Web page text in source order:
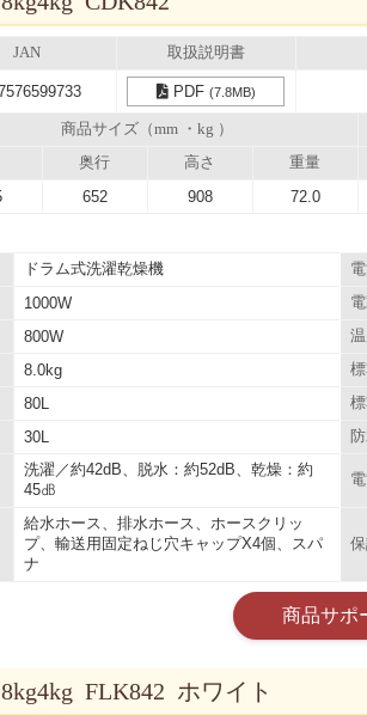
JAN 取扱説明書
PDF (7.8MB)
商品サイズ（mm ・kg ）
奥行 高さ 重量
652 908 72.0
ドラム式洗濯乾燥機
1000W
800W
8.0kg
80L
30L
洗濯／約42dB、脱水：約52dB、乾燥：約
45㏈
給水ホース、排水ホース、ホースクリッ
プ、輸送用固定ねじ穴キャップX4個、スパ
ナ
商品サポ
FLK842 ホワイト